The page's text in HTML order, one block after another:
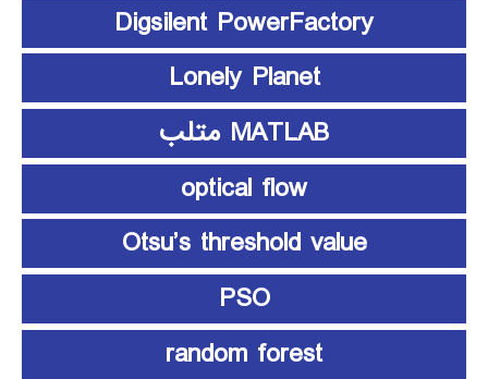
Digsilent PowerFactory
Lonely Planet
MATLAB متلب
optical flow
Otsu’s threshold value
PSO
random forest